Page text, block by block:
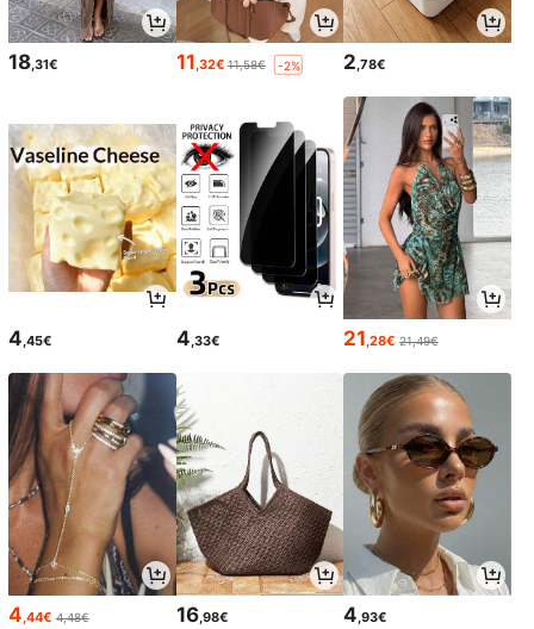
18 ,31€ 11 ,32€ 11,58€ -2% 2 ,78€
4,45€ 4,33€ 21,28€ 21,49€
4,44€ 4,48€ 16,98€ 4,93€